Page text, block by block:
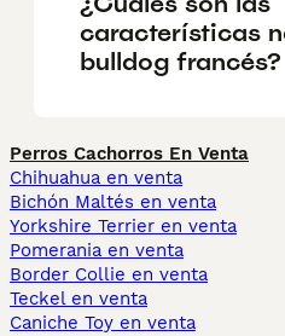
características
bulldog francés?
Perros Cachorros En Venta
Chihuahua en venta
Bichón Maltés en venta
Yorkshire Terrier en venta
Pomerania en venta
Border Collie en venta
Teckel en venta
Caniche Toy en venta